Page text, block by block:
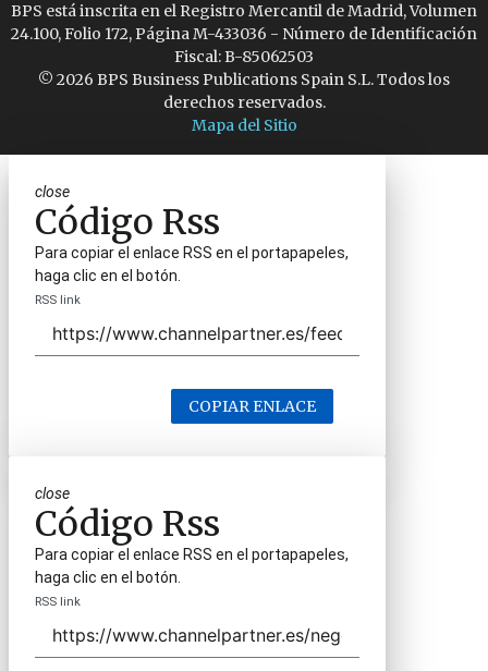
BPS está inscrita en el Registro Mercantil de Madrid, Volumen
24.100, Folio 172, Página M-433036 - Número de Identificación
Fiscal: B-85062503
© 2026 BPS Business Publications Spain S.L. Todos los
derechos reservados.
Mapa del Sitio
close
Código Rss
Para copiar el enlace RSS en el portapapeles,
haga clic en el botón.
RSS link
COPIAR ENLACE
close
Código Rss
Para copiar el enlace RSS en el portapapeles,
haga clic en el botón.
RSS link